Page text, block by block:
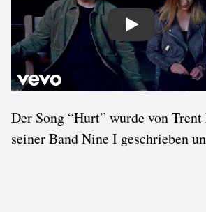
Play
Der Song “Hurt” wurde von
seiner Band Nine I geschrieben